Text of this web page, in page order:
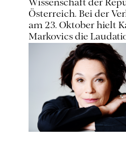
Wissenschaft der
Österreich. Bei der
am 23. Oktober hielt
Markovics die